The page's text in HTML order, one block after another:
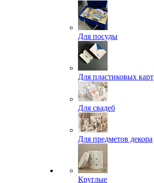
Для посуды
Для пластиковых карт
Для свадеб
Для предметов декора
Круглые